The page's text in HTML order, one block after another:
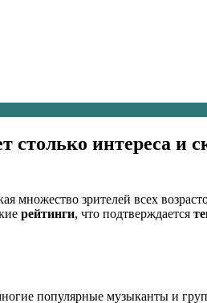
интереса и
множество зрителей всех
рейтинги, что подтверждается
популярные музыканты и